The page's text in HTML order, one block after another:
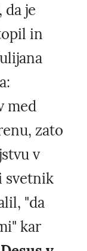
da je
in
med
zato
v
svetnik
"da
kar